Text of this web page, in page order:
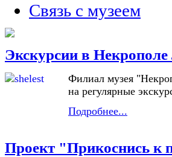
Связь с музеем
Экскурсии в
Филиал музея
на регулярные
Подробнее...
Проект "Прикоснись к